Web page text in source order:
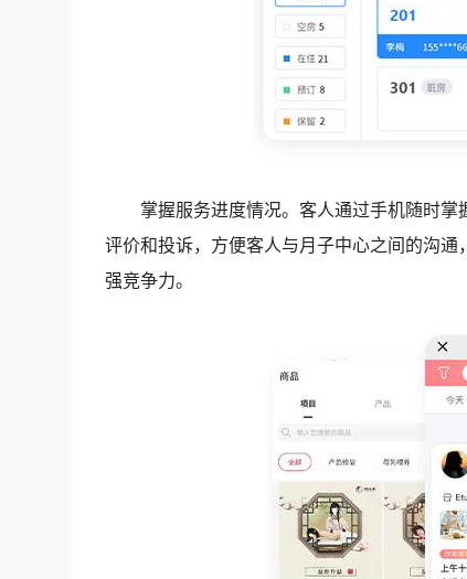
掌握服务进度情况。客人通过手机随时
评价和投诉，方便客人与月子中心之间的沟通
强竞争力。